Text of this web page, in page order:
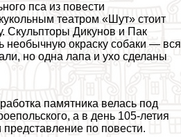
пса из повести
театром «Шут» стоит
Скульпторы Дикунов и Пак
необычную окраску собаки — вся
но одна лапа и ухо сделаны
памятника велась под
а в день 105-летия
представление по повести.